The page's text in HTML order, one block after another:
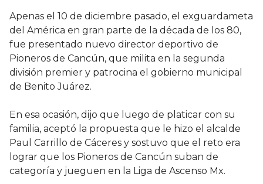
Apenas el 10 de diciembre pasado, el exguardameta
del América en gran parte de la década de los 80,
fue presentado nuevo director deportivo de
Pioneros de Cancún, que milita en la segunda
división premier y patrocina el gobierno municipal
de Benito Juárez.
En esa ocasión, dijo que luego de platicar con su
familia, aceptó la propuesta que le hizo el alcalde
Paul Carrillo de Cáceres y sostuvo que el reto era
lograr que los Pioneros de Cancún suban de
categoría y jueguen en la Liga de Ascenso Mx.